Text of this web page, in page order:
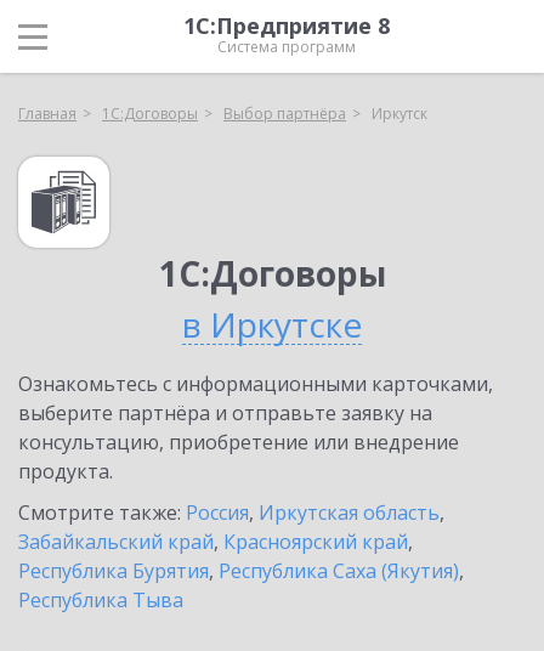
1С:Предприятие 8
Система программ
Главная 1С:Договоры Выбор партнёра Иркутск
1С:Договоры
в Иркутске
Ознакомьтесь с информационными карточками,
выберите партнёра и отправьте заявку на
консультацию, приобретение или внедрение
продукта.
Смотрите также: Россия, Иркутская область,
Забайкальский край, Красноярский край,
Республика Бурятия, Республика Саха (Якутия),
Республика Тыва